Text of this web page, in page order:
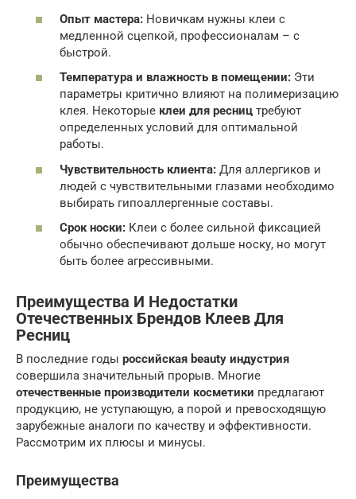
Опыт мастера: Новичкам нужны клеи с
медленной сцепкой, профессионалам – с
быстрой.
Температура и влажность в помещении: Эти
параметры критично влияют на полимеризацию
клея. Некоторые клеи для ресниц требуют
определенных условий для оптимальной
работы.
Чувствительность клиента: Для аллергиков и
людей с чувствительными глазами необходимо
выбирать гипоаллергенные составы.
Срок носки: Клеи с более сильной фиксацией
обычно обеспечивают дольше носку, но могут
быть более агрессивными.
Преимущества И Недостатки
Отечественных Брендов Клеев Для
Ресниц
В последние годы российская beauty индустрия
совершила значительный прорыв. Многие
отечественные производители косметики предлагают
продукцию, не уступающую, а порой и превосходящую
зарубежные аналоги по качеству и эффективности.
Рассмотрим их плюсы и минусы.
Преимущества